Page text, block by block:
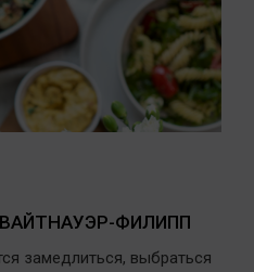
ВАЙТНАУЭР-ФИЛИПП
замедлиться, выбраться